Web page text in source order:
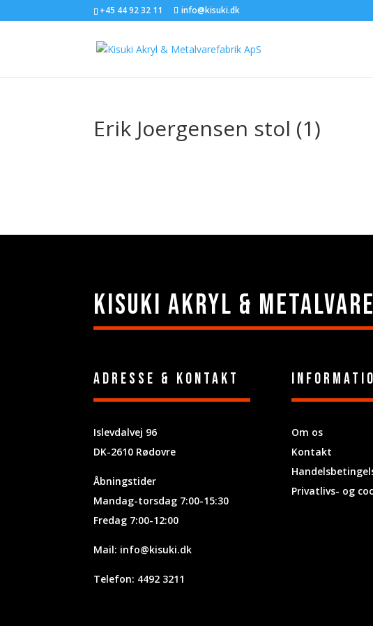
+45 44 92 32 11 info@kisuki.dk
Erik Joergensen stol (1)
Kisuki Akryl &
Adresse & Kontakt
Islevdalvej 96
DK-2610 Rødovre
Åbningstider
Mandag-torsdag 7:00-15:30
Fredag 7:00-12:00
Mail: info@kisuki.dk
Telefon: 4492 3211
Om os
Kontakt
Privatlivs- og